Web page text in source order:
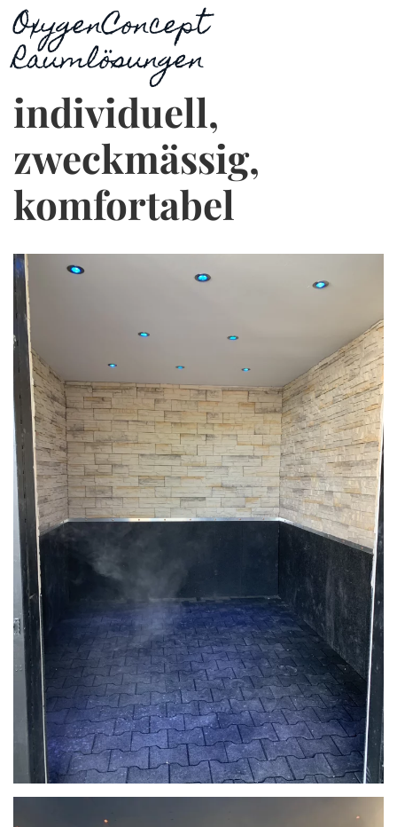
OxygenConcept
Raumlösungen
individuell,
zweckmässig,
komfortabel